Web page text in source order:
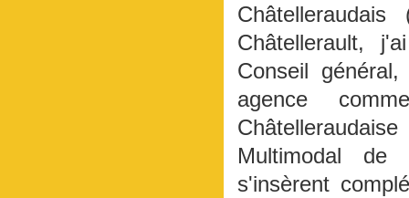
Châtellerault,
Conseil
agence
Multimodal de
s'insèrent